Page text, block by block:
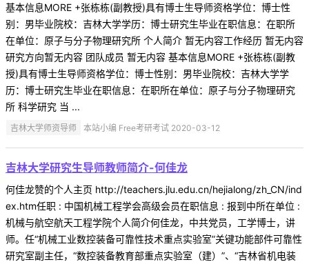
基本信息MORE +张栋栋(副教授)具有博士生导师资格学位：博士性
别：男毕业院校：吉林大学学历：博士研究生毕业在职信息：在职所
在单位：原子与分子物理研究所 个人简介 暂无内容工作经历 暂无内容
研究方向暂无内容 团队成员 暂无内容 基本信息MORE +张栋栋(副教
授)具有博士生导师资格学位：博士性别：男毕业院校：吉林大学学
历：博士研究生毕业在职信息：在职所在单位：原子与分子物理研究
所 科学研究 当 ...
吉林大学师资导师 本站小编 Free考研考试 2020-03-12
吉林大学研究生导师教师简介-何佳龙
何佳龙赞的个人主页 http://teachers.jlu.edu.cn/hejialong/zh_CN/ind
ex.htm任职 : 中国机械工程学会高级会员在职信息 : 报到中所在单位 :
机械与航空航天工程学院个人简介何佳龙，中共党员，工学博士，讲
师。任“机械工业数控装备可靠性技术重点实验室”关键功能部件可靠性
研究室副主任，“数控装备教育部重点实验室（建）”、“吉林省机电装